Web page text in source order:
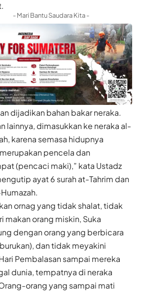
- Mari Bantu Saudara Kita -
dijadikan bahan bakar neraka.
lainnya, dimasukkan ke neraka al-
karena semasa hidupnya
pencela dan
(pencaci maki),” kata Ustadz
ayat 6 surah at-Tahrim dan
ornag yang tidak shalat, tidak
makan orang miskin, Suka
dengan orang yang berbicara
dan tidak meyakini
Pembalasan sampai mereka
dunia, tempatnya di neraka
orang yang sampai mati